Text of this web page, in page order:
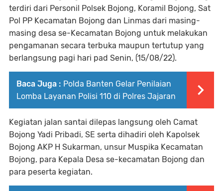
terdiri dari Personil Polsek Bojong, Koramil Bojong, Sat
Pol PP Kecamatan Bojong dan Linmas dari masing-
masing desa se-Kecamatan Bojong untuk melakukan
pengamanan secara terbuka maupun tertutup yang
berlangsung pagi hari pad Senin, (15/08/22).
Baca Juga : Polda Banten Gelar Penilaian
Lomba Layanan Polisi 110 di Polres Jajaran
Kegiatan jalan santai dilepas langsung oleh Camat
Bojong Yadi Pribadi, SE serta dihadiri oleh Kapolsek
Bojong AKP H Sukarman, unsur Muspika Kecamatan
Bojong, para Kepala Desa se-kecamatan Bojong dan
para peserta kegiatan.